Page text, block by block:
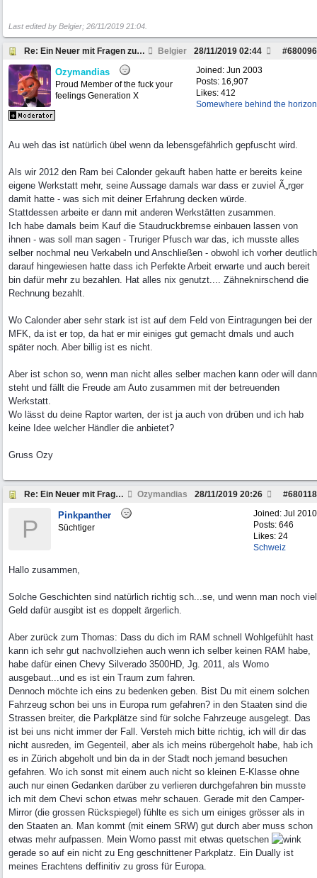
Last edited by Belgier; 26/11/2019 21:04
Re: Ein Neuer mit Fragen zum Dodge Ram Belgier #680096
28/11/2019 02:44
Joined: Jun 2003
Posts: 16,907
Likes: 412
Somewhere behind the horizon
Ozymandias
Proud Member of the fuck your
feelings Generation X
Au weh das ist natürlich übel wenn da lebensgefährlich gepfuscht wird.
Als wir 2012 den Ram bei Calonder gekauft haben hatte er bereits keine
eigene Werkstatt mehr, seine Aussage damals war dass er zuviel Ã„rger
damit hatte - was sich mit deiner Erfahrung decken würde.
Stattdessen arbeite er dann mit anderen Werkstätten zusammen.
Ich habe damals beim Kauf die Staudruckbremse einbauen lassen von
ihnen - was soll man sagen - Truriger Pfusch war das, ich musste alles
selber nochmal neu Verkabeln und Anschließen - obwohl ich vorher deutlich
darauf hingewiesen hatte dass ich Perfekte Arbeit erwarte und auch bereit
bin dafür mehr zu bezahlen. Hat alles nix genutzt.... Zähneknirschend die
Rechnung bezahlt.
Wo Calonder aber sehr stark ist ist auf dem Feld von Eintragungen bei der
MFK, da ist er top, da hat er mir einiges gut gemacht dmals und auch
später noch. Aber billig ist es nicht.
Aber ist schon so, wenn man nicht alles selber machen kann oder will dann
steht und fällt die Freude am Auto zusammen mit der betreuenden
Werkstatt.
Wo lässt du deine Raptor warten, der ist ja auch von drüben und ich hab
keine Idee welcher Händler die anbietet?
Gruss Ozy
Re: Ein Neuer mit Fragen zum Dodge Ram Ozymandias #680118
28/11/2019 20:26
Joined: Jul 2010
Posts: 646
Likes: 24
Schweiz
P Pinkpanther
Süchtiger
Hallo zusammen,
Solche Geschichten sind natürlich richtig sch...se, und wenn man noch viel
Geld dafür ausgibt ist es doppelt ärgerlich.
Aber zurück zum Thomas: Dass du dich im RAM schnell Wohlgefühlt hast
kann ich sehr gut nachvollziehen auch wenn ich selber keinen RAM habe,
habe dafür einen Chevy Silverado 3500HD, Jg. 2011, als Womo
ausgebaut...und es ist ein Traum zum fahren.
Dennoch möchte ich eins zu bedenken geben. Bist Du mit einem solchen
Fahrzeug schon bei uns in Europa rum gefahren? in den Staaten sind die
Strassen breiter, die Parkplätze sind für solche Fahrzeuge ausgelegt. Das
ist bei uns nicht immer der Fall. Versteh mich bitte richtig, ich will dir das
nicht ausreden, im Gegenteil, aber als ich meins rübergeholt habe, hab ich
es in Zürich abgeholt und bin da in der Stadt noch jemand besuchen
gefahren. Wo ich sonst mit einem auch nicht so kleinen E-Klasse ohne
auch nur einen Gedanken darüber zu verlieren durchgefahren bin musste
ich mit dem Chevi schon etwas mehr schauen. Gerade mit den Camper-
Mirror (die grossen Rückspiegel) fühlte es sich um einiges grösser als in
den Staaten an. Man kommt (mit einem SRW) gut durch aber muss schon
etwas mehr aufpassen. Mein Womo passt mit etwas quetschen
gerade so auf ein nicht zu Eng geschnittener Parkplatz. Ein Dually ist
meines Erachtens deffinitiv zu gross für Europa.